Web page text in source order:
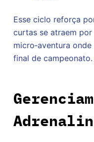
Esse ciclo reforça
curtas se atraem
micro‑aventura
final de campeonato.